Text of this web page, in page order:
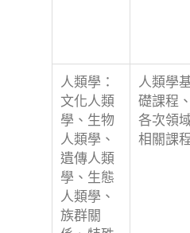
人類學：
文化人類
學、生物
人類學、
遺傳人類
學、生態
人類學、
族群關
人類學
礎課程、
各次領
相關課